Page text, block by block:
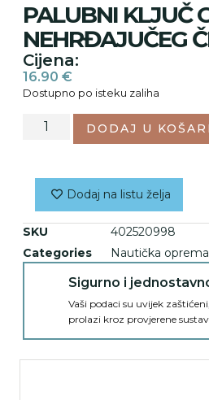
PALUBNI KLJUČ
NEHRĐAJUČEG
Cijena:
16.90 €
Dostupno po isteku zaliha
DODAJ U
Dodaj na listu želja
SKU
402520998
Categories
Nautička oprema
Sigurno i
Vaši podaci su uvijek
prolazi kroz provjerene